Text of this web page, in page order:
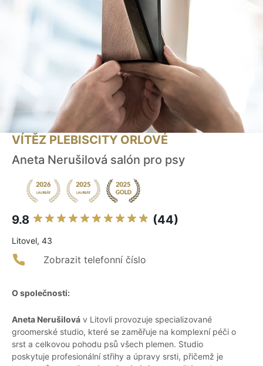
VÍTĚZ PLEBISCITY ORLOVÉ
Aneta Nerušilová salón pro psy
9.8 (44)
Litovel, 43
Zobrazit telefonní číslo
O společnosti:
Aneta Nerušilová v Litovli provozuje specializované
groomerské studio, které se zaměřuje na komplexní péči o
srst a celkovou pohodu psů všech plemen. Studio
poskytuje profesionální střihy a úpravy srsti, přičemž je